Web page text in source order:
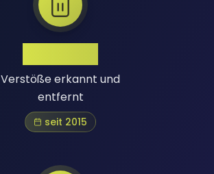
Verstöße erkannt und
entfernt
seit 2015